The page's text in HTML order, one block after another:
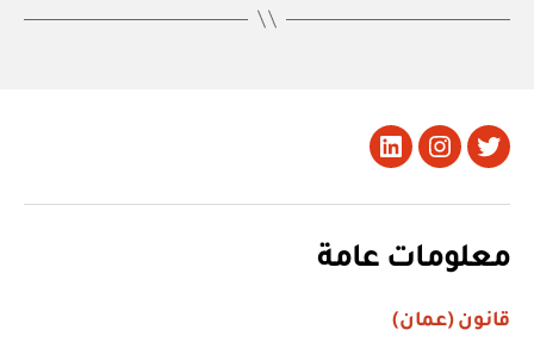
تويتر Instagram
LinkedIn
معلومات عامة
قانون (عمان)